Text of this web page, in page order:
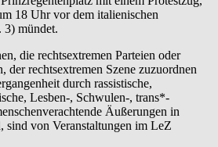
18 Uhr vor dem italienischen
3) mündet.
die rechtsextremen Parteien oder
der rechtsextremen Szene zuzuordnen
durch rassistische,
Lesben-, Schwulen-, trans*-
Äußerungen in
sind von Veranstaltungen im LeZ